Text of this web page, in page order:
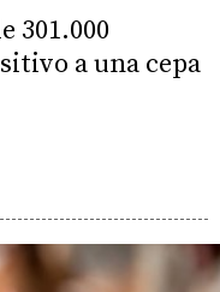
301.000
a una cepa